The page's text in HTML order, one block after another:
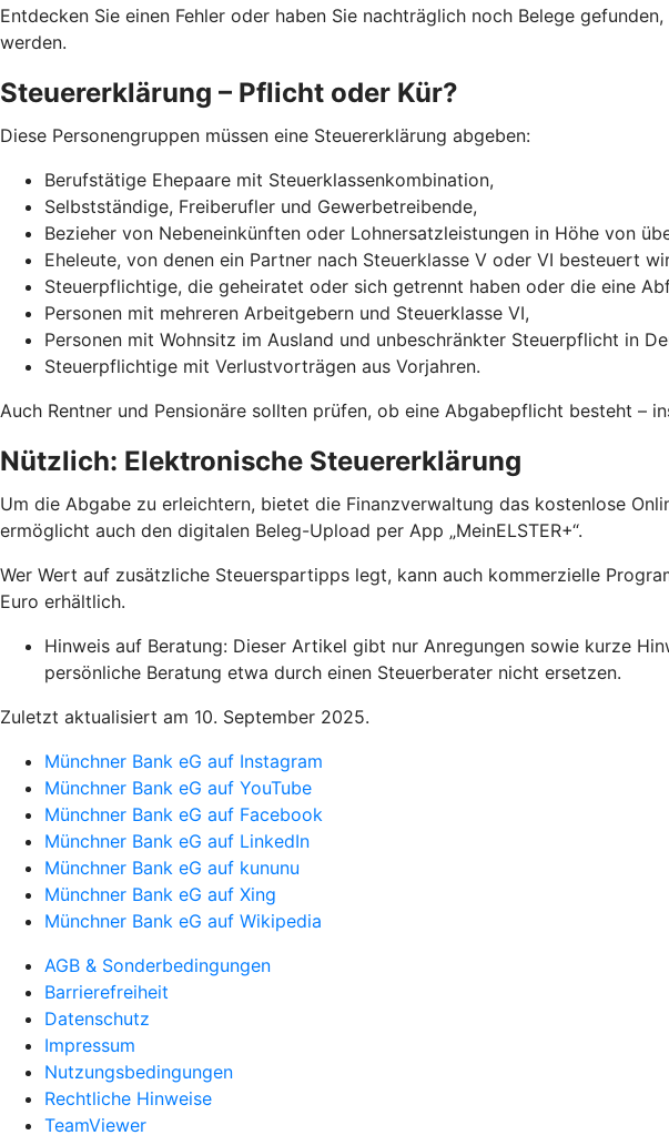
Entdecken Sie einen Fehler oder haben Sie nachträglich noch Belege
werden.
Steuererklärung – Pflicht oder Kür?
Diese Personengruppen müssen eine Steuererklärung abgeben:
Berufstätige Ehepaare mit Steuerklassenkombination,
Selbstständige, Freiberufler und Gewerbetreibende,
Bezieher von Nebeneinkünften oder Lohnersatzleistungen in Höhe von
Eheleute, von denen ein Partner nach Steuerklasse V oder VI besteuert
Steuerpflichtige, die geheiratet oder sich getrennt haben oder die eine
Personen mit mehreren Arbeitgebern und Steuerklasse VI,
Personen mit Wohnsitz im Ausland und unbeschränkter Steuerpflicht in
Steuerpflichtige mit Verlustvorträgen aus Vorjahren.
Auch Rentner und Pensionäre sollten prüfen, ob eine Abgabepflicht besteht –
Nützlich: Elektronische Steuererklärung
Um die Abgabe zu erleichtern, bietet die Finanzverwaltung das kostenlose
ermöglicht auch den digitalen Beleg-Upload per App „MeinELSTER+“.
Wer Wert auf zusätzliche Steuerspartipps legt, kann auch kommerzielle
Euro erhältlich.
Hinweis auf Beratung: Dieser Artikel gibt nur Anregungen sowie kurze
persönliche Beratung etwa durch einen Steuerberater nicht ersetzen.
Zuletzt aktualisiert am 10. September 2025.
Münchner Bank eG auf Instagram
Münchner Bank eG auf YouTube
Münchner Bank eG auf Facebook
Münchner Bank eG auf LinkedIn
Münchner Bank eG auf kununu
Münchner Bank eG auf Xing
Münchner Bank eG auf Wikipedia
AGB & Sonderbedingungen
Barrierefreiheit
Datenschutz
Impressum
Nutzungsbedingungen
Rechtliche Hinweise
TeamViewer